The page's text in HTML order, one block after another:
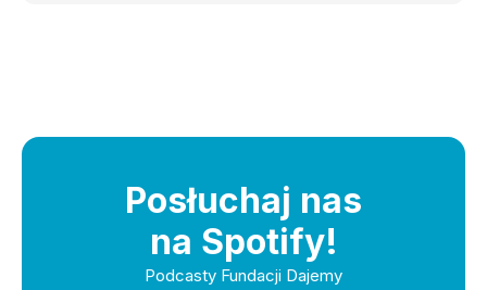
Posłuchaj nas
na Spotify!
Podcasty Fundacji Dajemy